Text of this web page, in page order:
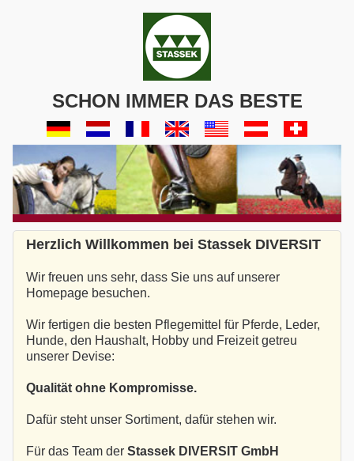
SCHON IMMER DAS BESTE
Herzlich Willkommen bei Stassek DIVERSIT
Wir freuen uns sehr, dass Sie uns auf unserer
Homepage besuchen.
Wir fertigen die besten Pflegemittel für Pferde, Leder,
Hunde, den Haushalt, Hobby und Freizeit getreu
unserer Devise:
Qualität ohne Kompromisse.
Dafür steht unser Sortiment, dafür stehen wir.
Für das Team der Stassek DIVERSIT GmbH